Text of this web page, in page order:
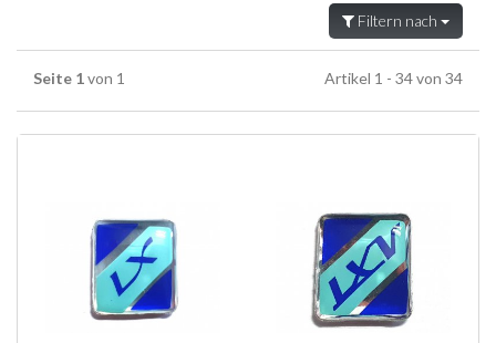
Filtern nach
Seite 1von 1 Artikel 1 - 34 von 34